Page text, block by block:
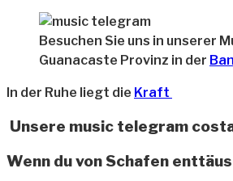
Besuchen Sie uns in unserer
Guanacaste Provinz in der
In der Ruhe liegt die Kraft
Unsere music telegram
Wenn du von Schafen